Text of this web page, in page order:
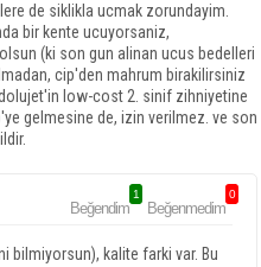
de siklikla ucmak zorundayim.
bir kente ucuyorsaniz,
(ki son gun alinan ucus bedelleri
cip'den mahrum birakilirsiniz
low-cost 2. sinif zihniyetine
gelmesine de, izin verilmez. ve son
Beğendim
1
Beğenmedim
0
bilmiyorsun), kalite farki var. Bu